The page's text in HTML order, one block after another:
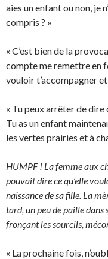
aies un enfant ou non, je
compris ? »
« C’est bien de la
compte me remettre en
vouloir t’accompagner
« Tu peux arrêter de
Tu as un enfant
les vertes prairies et à
HUMPF ! La femme aux
pouvait dire ce qu’elle
naissance de sa fille. La
tard, un peu de paille dans
fronçant les sourcils,
« La prochaine fois,